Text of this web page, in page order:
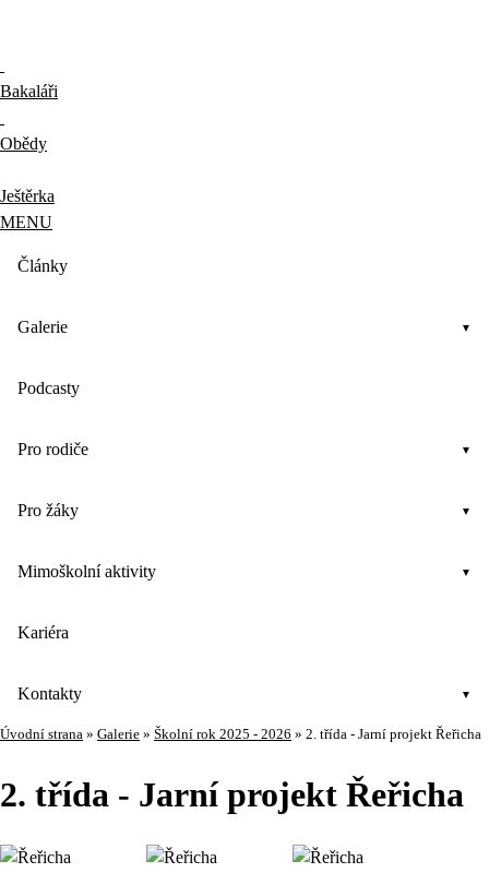
Bakaláři
Obědy
Ještěrka
MENU
Články
Galerie
Podcasty
Pro rodiče
Pro žáky
Mimoškolní aktivity
Kariéra
Kontakty
Úvodní strana » Galerie » Školní rok 2025 - 2026 » 2. třída - Jarní projekt Řeřicha
2. třída - Jarní projekt Řeřicha